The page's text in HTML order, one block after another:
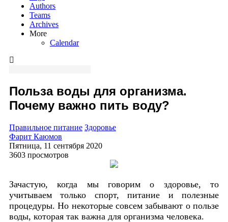
Authors
Teams
Archives
More
Calendar
Польза воды для организма.
Почему важно пить воду?
Правильное питание Здоровье
Фарит Каюмов
Пятница, 11 сентября 2020
3603 просмотров
Зачастую, когда мы говорим о здоровье, то
учитываем только спорт, питание и полезные
процедуры. Но некоторые совсем забывают о пользе
воды, которая так важна для организма человека.